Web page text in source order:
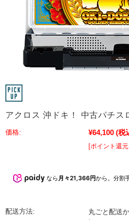
アクロス 沖ドキ！ 中古パチ
価格: ¥64,100 (税
[ポイント還
なら 月々21,366円から。分割
配送方法:
丸ごと配送